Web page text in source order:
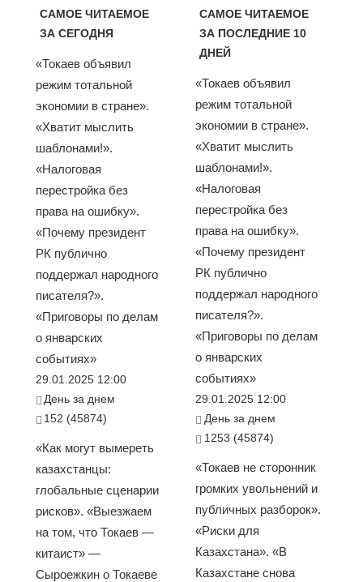
САМОЕ ЧИТАЕМОЕ
ЗА СЕГОДНЯ
«Токаев объявил
режим тотальной
экономии в стране».
«Хватит мыслить
шаблонами!».
«Налоговая
перестройка без
права на ошибку».
«Почему президент
РК публично
поддержал народного
писателя?».
«Приговоры по делам
о январских
событиях»
29.01.2025 12:00
День за днем
152 (45874)
«Как могут вымереть
казахстанцы:
глобальные сценарии
рисков». «Выезжаем
на том, что Токаев —
китаист» —
Сыроежкин о Токаеве
САМОЕ ЧИТАЕМОЕ
ЗА ПОСЛЕДНИЕ 10
ДНЕЙ
«Токаев объявил
режим тотальной
экономии в стране».
«Хватит мыслить
шаблонами!».
«Налоговая
перестройка без
права на ошибку».
«Почему президент
РК публично
поддержал народного
писателя?».
«Приговоры по делам
о январских
событиях»
29.01.2025 12:00
День за днем
1253 (45874)
«Токаев не сторонник
громких увольнений и
публичных разборок».
«Риски для
Казахстана». «В
Казахстане снова